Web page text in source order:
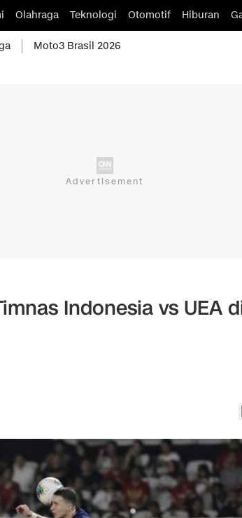
Olahraga Teknologi Otomotif Hiburan
Moto3 Brasil 2026
Indonesia vs UEA